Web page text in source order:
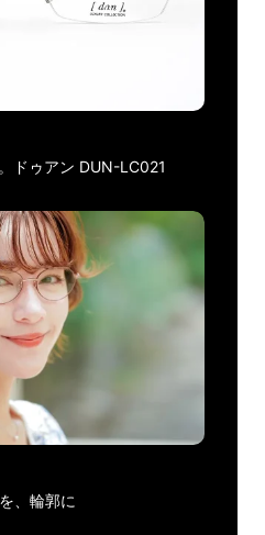
ドゥアン DUN-LC021
、輪郭に